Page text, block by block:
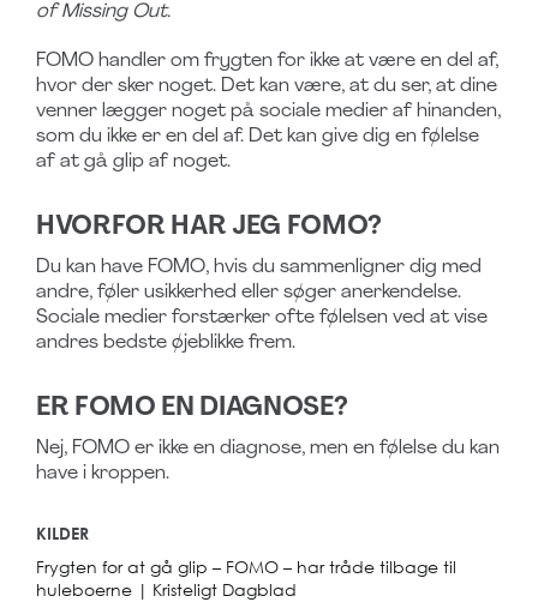
of Missing Out.
FOMO handler om frygten for ikke at være en del af,
hvor der sker noget. Det kan være, at du ser, at dine
venner lægger noget på sociale medier af hinanden,
som du ikke er en del af. Det kan give dig en følelse
af at gå glip af noget.
HVORFOR HAR JEG FOMO?
Du kan have FOMO, hvis du sammenligner dig med
andre, føler usikkerhed eller søger anerkendelse.
Sociale medier forstærker ofte følelsen ved at vise
andres bedste øjeblikke frem.
ER FOMO EN DIAGNOSE?
Nej, FOMO er ikke en diagnose, men en følelse du kan
have i kroppen.
KILDER
Frygten for at gå glip – FOMO – har tråde tilbage til
huleboerne | Kristeligt Dagblad